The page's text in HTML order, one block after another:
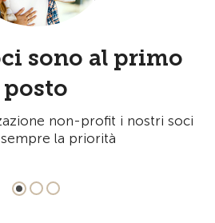
sono al primo
posto
non-profit i nostri soci
la priorità